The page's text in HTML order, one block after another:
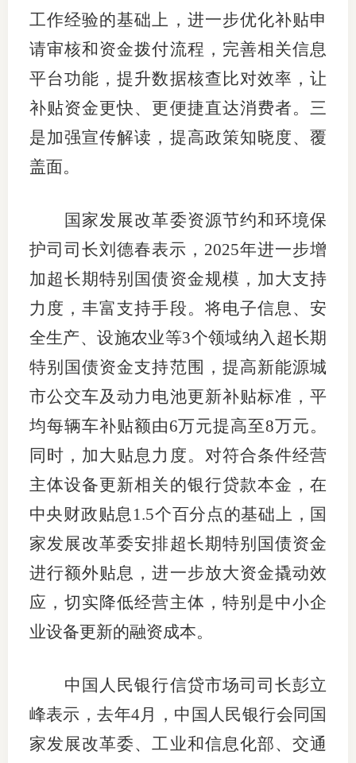
廉政举
工作经验的基础上，进一步优化补贴申
请审核和资金拨付流程，完善相关信息
平台功能，提升数据核查比对效率，让
补贴资金更快、更便捷直达消费者。三
是加强宣传解读，提高政策知晓度、覆
盖面。
国家发展改革委资源节约和环境保
护司司长刘德春表示，2025年进一步增
加超长期特别国债资金规模，加大支持
力度，丰富支持手段。将电子信息、安
全生产、设施农业等3个领域纳入超长期
特别国债资金支持范围，提高新能源城
市公交车及动力电池更新补贴标准，平
均每辆车补贴额由6万元提高至8万元。
同时，加大贴息力度。对符合条件经营
主体设备更新相关的银行贷款本金，在
中央财政贴息1.5个百分点的基础上，国
家发展改革委安排超长期特别国债资金
进行额外贴息，进一步放大资金撬动效
应，切实降低经营主体，特别是中小企
业设备更新的融资成本。
中国人民银行信贷市场司司长彭立
峰表示，去年4月，中国人民银行会同国
家发展改革委、工业和信息化部、交通